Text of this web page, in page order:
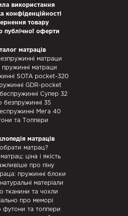
використання
конфіденційності
товару
публічної оферти
матраців
матраци
пружинні матраци
SOTA pocket-320
GDR-pocket
Супер 32
безпружинні 35
Мега 40
та Топпери
матраців
матрац?
ціна і якість
про піну
пружинні блоки
матеріали
тканини та чохли
про меморі
футони та топпери